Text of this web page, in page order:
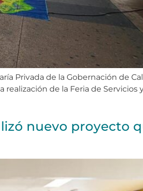
Privada de la Gobernación de
de la Feria de Servicios
nuevo proyecto